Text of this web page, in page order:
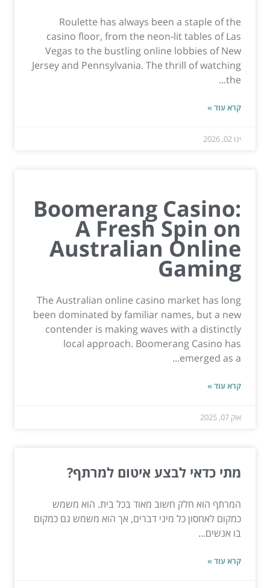
Roulette has always been a staple of the
casino floor, from the neon-lit tables of Las
Vegas to the bustling online lobbies of New
Jersey and Pennsylvania. The thrill of watching
the...
קרא עוד »
ינו 02, 2026
Boomerang Casino:
A Fresh Spin on
Australian Online
Gaming
The Australian online casino market has long
been dominated by familiar names, but a new
contender is making waves with a distinctly
local approach. Boomerang Casino has
emerged as a...
קרא עוד »
אוק 07, 2025
מתי כדאי לבצע איטום למרתף?
המרתף הוא חלק חשוב מאוד בכל בית. הוא משמש
כמקום לאחסון כל מיני דברים, אך הוא משמש גם כמקום
בו אנשים...
קרא עוד »